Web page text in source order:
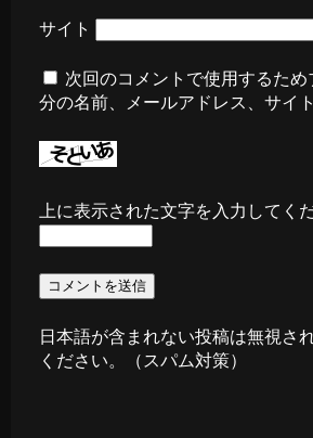
サイト
次回のコメントで使用するため
分の名前、メールアドレス、サイ
上に表示された文字を入力してく
日本語が含まれない投稿は無視さ
ください。（スパム対策）